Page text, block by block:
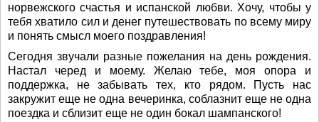
норвежского счастья и испанской любви. Хочу, чтобы у
тебя хватило сил и денег путешествовать по всему миру
и понять смысл моего поздравления!
Сегодня звучали разные пожелания на день рождения.
Настал черед и моему. Желаю тебе, моя опора и
поддержка, не забывать тех, кто рядом. Пусть нас
закружит еще не одна вечеринка, соблазнит еще не одна
поездка и сблизит еще не один бокал шампанского!